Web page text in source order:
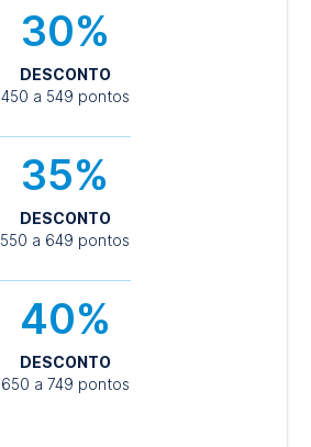
30%
DESCONTO
450 a 549 pontos
35%
DESCONTO
550 a 649 pontos
40%
DESCONTO
650 a 749 pontos